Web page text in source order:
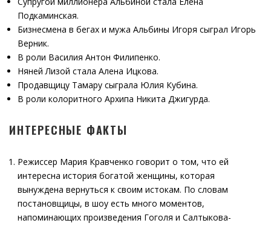
Подкаминская.
Бизнесмена в бегах и мужа Альбины Игоря сыграл Игорь
Верник.
В роли Василия Антон Филипенко.
Няней Лизой стала Алена Ицкова.
Продавщицу Тамару сыграла Юлия Кубина.
В роли колоритного Архипа Никита Джигурда.
ИНТЕРЕСНЫЕ ФАКТЫ
Режиссер Мария Кравченко говорит о том, что ей
интересна история богатой женщины, которая
вынуждена вернуться к своим истокам. По словам
постановщицы, в шоу есть много моментов,
напоминающих произведения Гоголя и Салтыкова-